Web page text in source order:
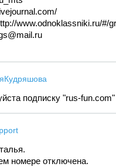
www.odnoklassniki.ru/#/
подписку "rus-fun.com"
номере отключена.